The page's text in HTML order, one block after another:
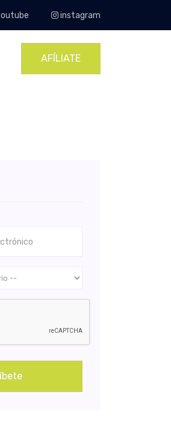
instagram
AFÍLIATE